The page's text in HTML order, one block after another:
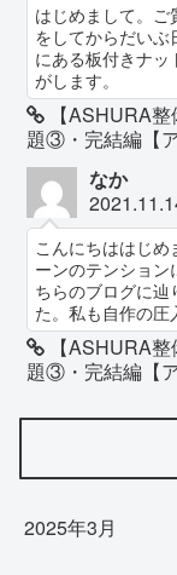
はじめまして。
をしてからだい
にある板付きナ
がします。
【ASHURA
題③・完結編【
なか
こんにちははじ
ーンのテンション
ちらのブログに
た。私も自作の
【ASHURA
題③・完結編【
2025年3月